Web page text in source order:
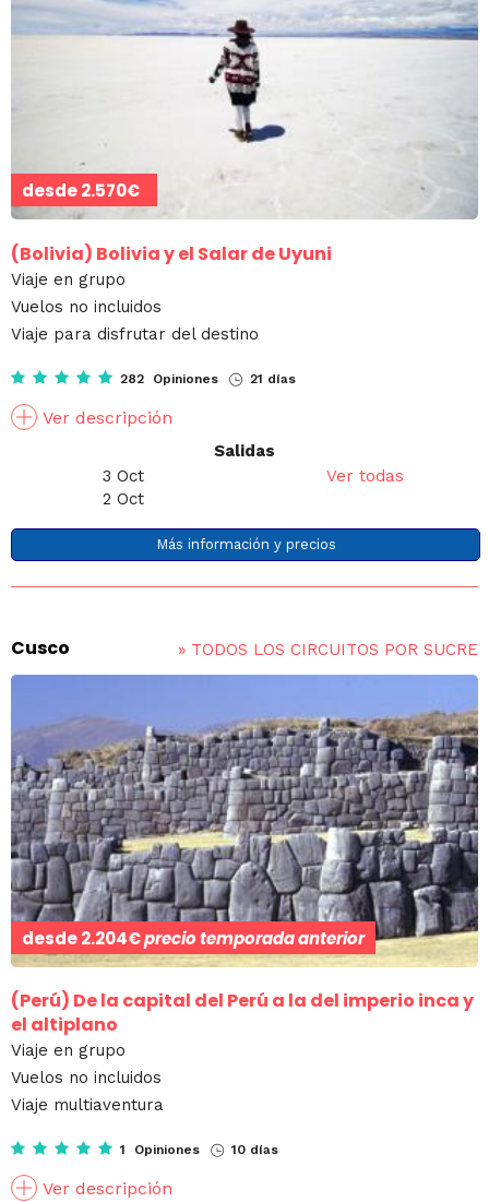
desde2.570€
(Bolivia) Bolivia y el Salar de Uyuni
Viaje en grupo
Vuelos no incluidos
Viaje para disfrutar del destino
282 Opiniones 21 días
Ver descripción
Salidas
3 Oct
2 Oct
Ver todas
Más información y precios
» TODOS LOS CIRCUITOS POR SUCRE
Cusco
desde2.204€precio temporada anterior
(Perú) De la capital del Perú a la del imperio inca y
el altiplano
Viaje en grupo
Vuelos no incluidos
Viaje multiaventura
1 Opiniones 10 días
Ver descripción